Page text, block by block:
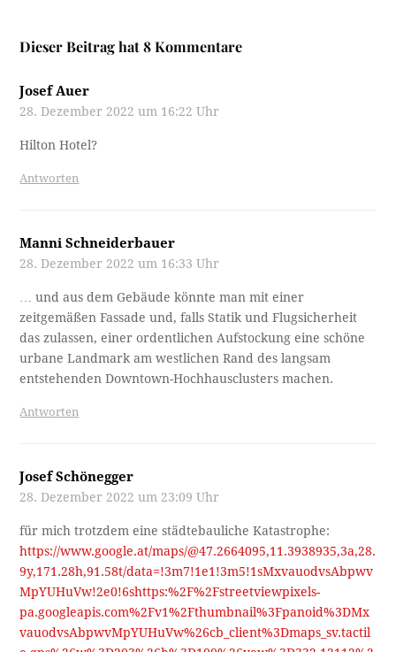
Dieser Beitrag hat 8 Kommentare
Josef Auer
28. Dezember 2022 um 16:22 Uhr
Hilton Hotel?
Antworten
Manni Schneiderbauer
28. Dezember 2022 um 16:33 Uhr
… und aus dem Gebäude könnte man mit einer
zeitgemäßen Fassade und, falls Statik und Flugsicherheit
das zulassen, einer ordentlichen Aufstockung eine schöne
urbane Landmark am westlichen Rand des langsam
entstehenden Downtown-Hochhausclusters machen.
Antworten
Josef Schönegger
28. Dezember 2022 um 23:09 Uhr
für mich trotzdem eine städtebauliche Katastrophe:
https://www.google.at/maps/@47.2664095,11.3938935,3a,28.
9y,171.28h,91.58t/data=!3m7!1e1!3m5!1sMxvauodvsAbpwv
MpYUHuVw!2e0!6shttps:%2F%2Fstreetviewpixels-
pa.googleapis.com%2Fv1%2Fthumbnail%3Fpanoid%3DMx
vauodvsAbpwvMpYUHuVw%26cb_client%3Dmaps_sv.tactil